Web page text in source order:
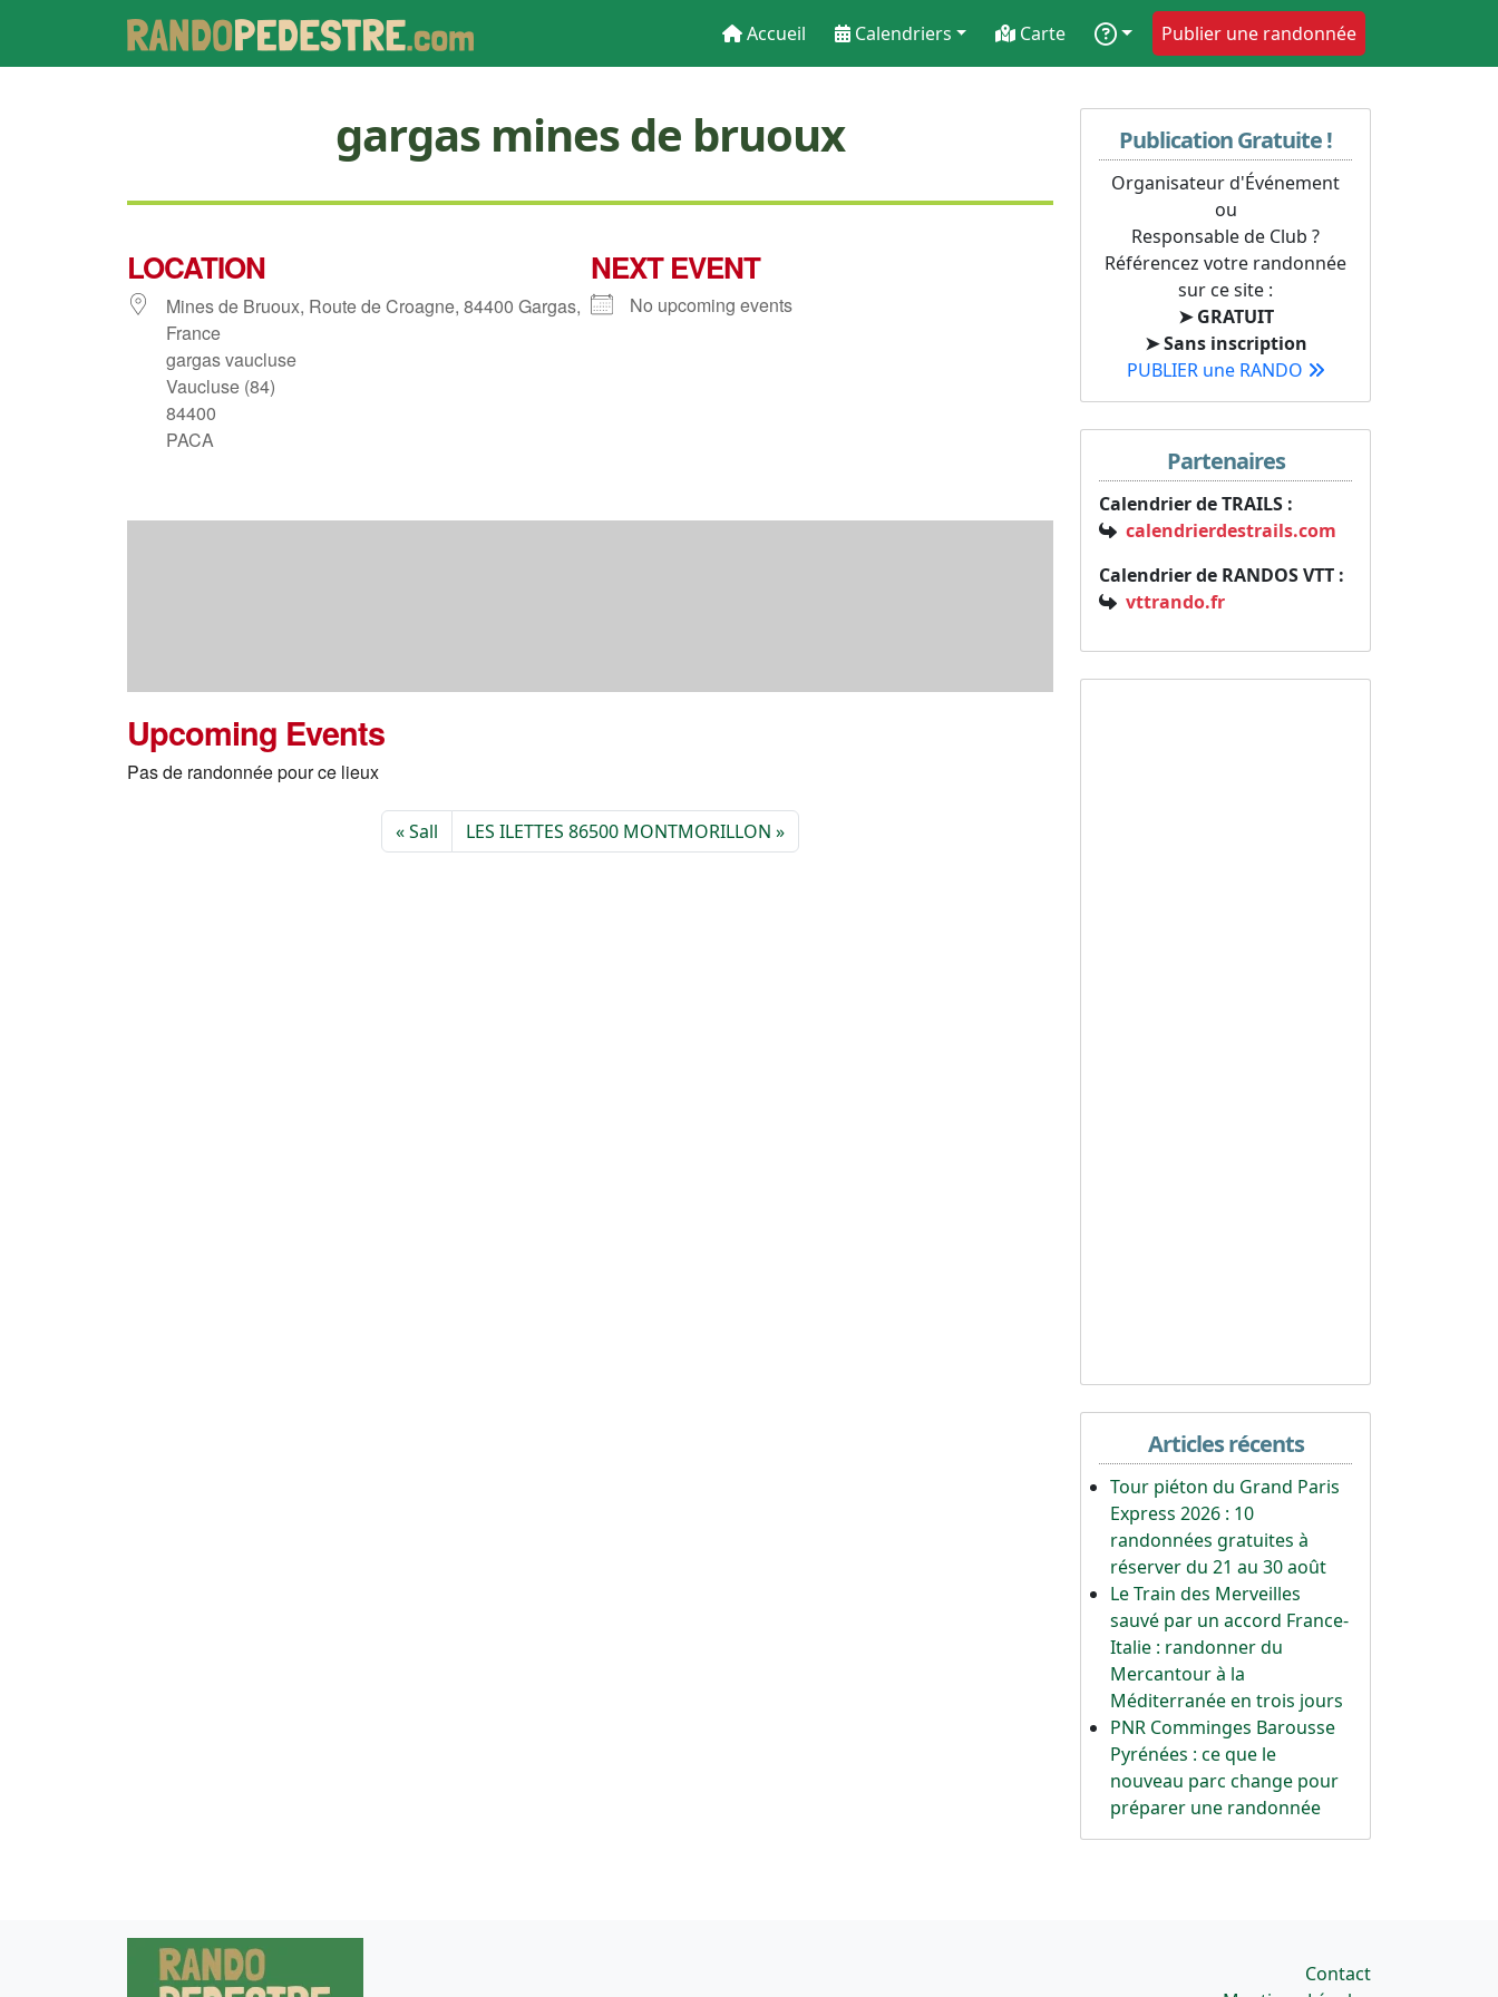
Accueil Calendriers Carte Publier une randonnée
gargas mines de bruoux
LOCATION
Mines de Bruoux, Route de Croagne, 84400 Gargas,
France
gargas vaucluse
Vaucluse (84)
84400
PACA
NEXT EVENT
No upcoming events
Upcoming Events
Pas de randonnée pour ce lieux
Sall LES ILETTES 86500 MONTMORILLON
Publication Gratuite !
Organisateur d'Événement
ou
Responsable de Club ?
Référencez votre randonnée
sur ce site :
➤ GRATUIT
➤ Sans inscription
PUBLIER une RANDO
Partenaires
Calendrier de TRAILS :
calendrierdestrails.com
Calendrier de RANDOS VTT :
vttrando.fr
Articles récents
Tour piéton du Grand Paris
Express 2026 : 10
randonnées gratuites à
réserver du 21 au 30 août
Le Train des Merveilles
sauvé par un accord France-
Italie : randonner du
Mercantour à la
Méditerranée en trois jours
PNR Comminges Barousse
Pyrénées : ce que le
nouveau parc change pour
préparer une randonnée
Contact